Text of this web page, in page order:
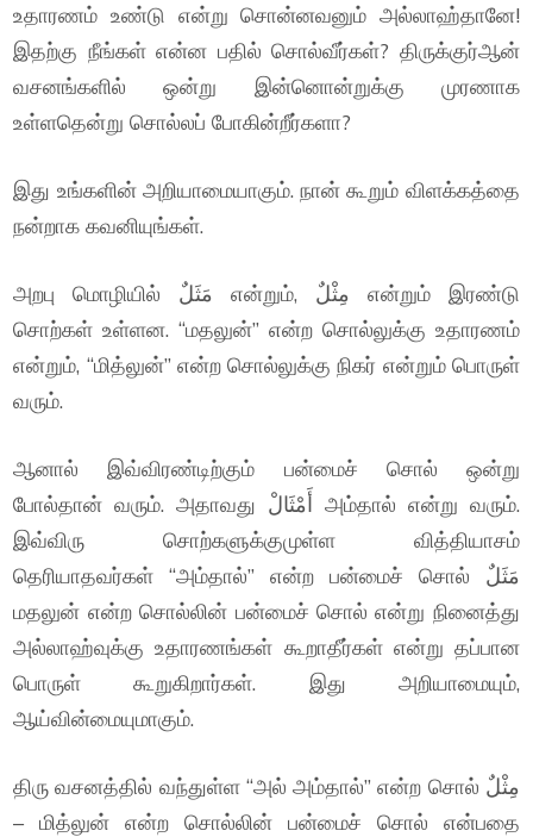
உதாரணம் உண்டு என்று சொன்னவனும் அல்லாஹ்தானே!
இதற்கு நீங்கள் என்ன பதில் சொல்வீர்கள்? திருக்குர்ஆன்
வசனங்களில் ஒன்று இன்னொன்றுக்கு முரணாக
உள்ளதென்று சொல்லப் போகின்றீர்களா?
இது உங்களின் அறியாமையாகும். நான் கூறும் விளக்கத்தை
நன்றாக கவனியுங்கள்.
அறபு மொழியில் مَثَلٌ என்றும், مِثْلٌ என்றும் இரண்டு
சொற்கள் உள்ளன. “மதலுன்” என்ற சொல்லுக்கு உதாரணம்
என்றும், “மித்லுன்” என்ற சொல்லுக்கு நிகர் என்றும் பொருள்
வரும்.
ஆனால் இவ்விரண்டிற்கும் பன்மைச் சொல் ஒன்று
போல்தான் வரும். அதாவது أَمْثَالْ அம்தால் என்று வரும்.
இவ்விரு சொற்களுக்குமுள்ள வித்தியாசம்
தெரியாதவர்கள் “அம்தால்” என்ற பன்மைச் சொல் مَثَلٌ
மதலுன் என்ற சொல்லின் பன்மைச் சொல் என்று நினைத்து
அல்லாஹ்வுக்கு உதாரணங்கள் கூறாதீர்கள் என்று தப்பான
பொருள் கூறுகிறார்கள். இது அறியாமையும்,
ஆய்வின்மையுமாகும்.
திரு வசனத்தில் வந்துள்ள “அல் அம்தால்” என்ற சொல் مِثْلٌ
– மித்லுன் என்ற சொல்லின் பன்மைச் சொல் என்பதை